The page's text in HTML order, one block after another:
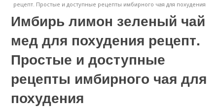
рецепт. Простые и доступные рецепты имбирного чая для похудения
Имбирь лимон зеленый чай
мед для похудения рецепт.
Простые и доступные
рецепты имбирного чая для
похудения